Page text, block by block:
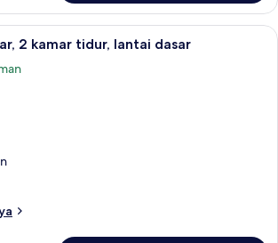
Brankas, meja kerja, kedap suara,
2 kamar tidur, lantai dasar